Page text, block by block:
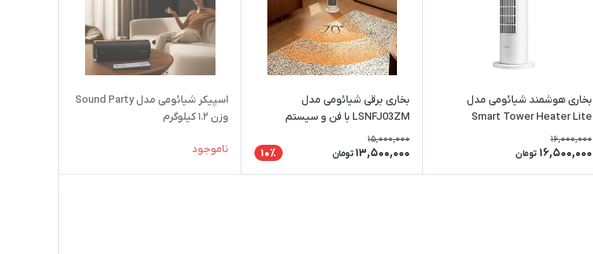
بخاری هوشمند شیائومی مدل
Smart Tower Heater Lite
16,000,000
16,500,000 تومان
بخاری برقی شیائومی مدل
LSNFJ03ZM با فن و سیستم
خاموشی خودکار
15,000,000
13,500,000 تومان 10٪
اسپیکر شیائومی مدل Sound Party
وزن ۱.۲ کیلوگرم
ناموجود